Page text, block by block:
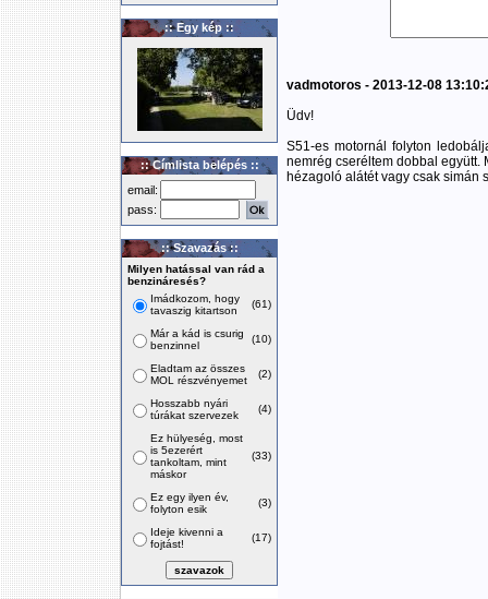
:: Egy kép ::
:: Címlista belépés ::
email:
pass:
:: Szavazás ::
Milyen hatással van rád a
benzináresés?
Imádkozom, hogy
tavaszig kitartson
(61)
Már a kád is csurig
benzinnel
(10)
Eladtam az összes
MOL részvényemet
(2)
Hosszabb nyári
túrákat szervezek
(4)
Ez hülyeség, most
is 5ezerért
tankoltam, mint
máskor
(33)
Ez egy ilyen év,
folyton esik
(3)
Ideje kivenni a
fojtást!
(17)
vadmotoros - 2013-12-08
Üdv!
S51-es motornál folyton
nemrég cseréltem dobbal együtt.
hézagoló alátét vagy csak simán